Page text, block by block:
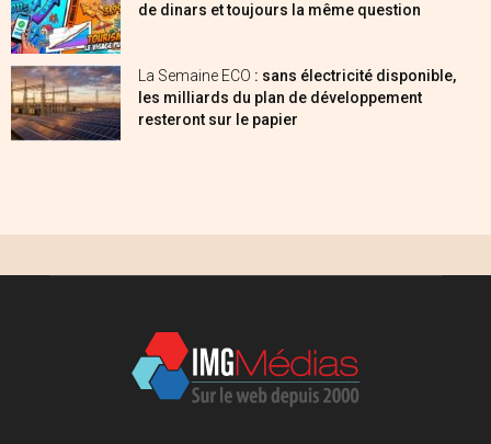
de dinars et toujours la même question
La Semaine ECO : sans électricité disponible,
les milliards du plan de développement
resteront sur le papier